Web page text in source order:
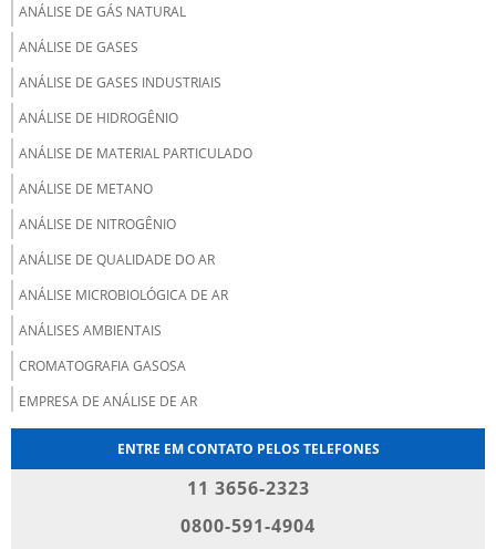
ANÁLISE DE GÁS NATURAL
ANÁLISE DE GASES
ANÁLISE DE GASES INDUSTRIAIS
ANÁLISE DE HIDROGÊNIO
ANÁLISE DE MATERIAL PARTICULADO
ANÁLISE DE METANO
ANÁLISE DE NITROGÊNIO
ANÁLISE DE QUALIDADE DO AR
ANÁLISE MICROBIOLÓGICA DE AR
ANÁLISES AMBIENTAIS
CROMATOGRAFIA GASOSA
EMPRESA DE ANÁLISE DE AR
EMPRESAS DE GASES INDUSTRIAIS
ENTRE EM CONTATO PELOS TELEFONES
11 3656-2323
0800-591-4904